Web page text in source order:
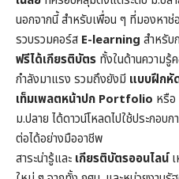
นอกจากนี้ สำหรับเพื่อน ๆ ที่มองหา
รวบรวมคอร์ส E-learning สำหรับ
ฟรีได้เกียรติบัตร ทั้งในด้านความรู้
กำลังมาแรง รวมถึงยังมี แบบฝึกหั
เท็มเพลตหน้าปก Portfolio หรือ
ม.ปลาย ได้ดาวน์โหลดไปใช้ประกอ
ต่อได้อย่างมืออาชีพ
สาระน่ารู้และ เกียรติบัตรออนไลน์เ